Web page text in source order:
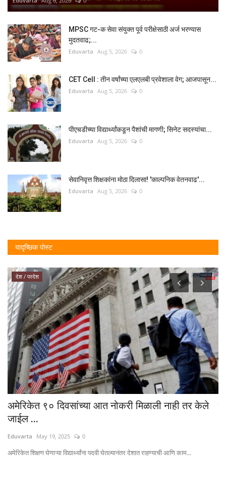
MPSC गट-क सेवा संयुक्त पूर्व परीक्षेसाठी अर्ज भरण्यास
मुदतवाढ;...
Eduvarta Aug 5, 2026 0
CET Cell : तीन वर्षांच्या एलएलबी प्रवेशाला वेग; आजपासून...
Eduvarta Aug 5, 2026 0
पीएचडीच्या विद्यार्थ्यांकडून पैशांची मागणी; सिनेट सदस्यांचा...
Eduvarta Aug 5, 2026 0
सेवानिवृत्त शिक्षकांना मोठा दिलासा! 'काल्पनिक वेतनवाढ'...
Eduvarta Aug 5, 2026 0
यादृच्छिक पोस्ट
देश / परदेश
अमेरिकेत ९० दिवसांच्या आत नोकरी मिळाली नाही तर केले
जाईल ...
Eduvarta May 19, 2025 0
अमेरिकेत शिक्षण घेणाऱ्या विद्यार्थ्यांना पदवी घेतल्यानंतर देशात राहण्याची आणि काम...